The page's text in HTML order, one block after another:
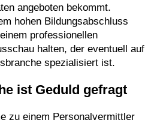
angeboten bekommt.
hohen Bildungsabschluss
professionellen
halten, der eventuell auf
spezialisiert ist.
ist Geduld gefragt
zu einem Personalvermittler